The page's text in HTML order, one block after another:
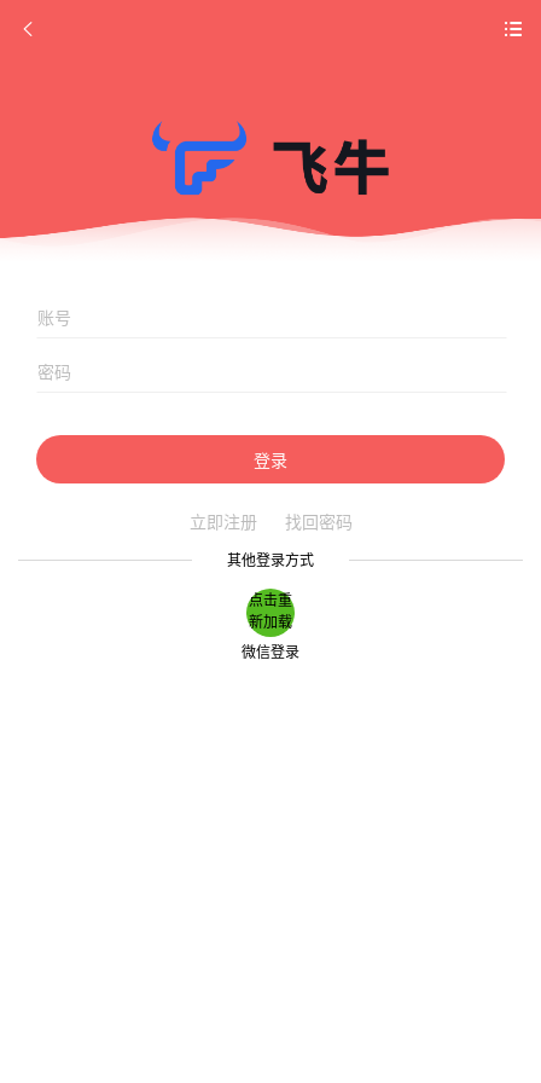
登录
立即注册 找回密码
其他登录方式
点击重
新加载
微信登录